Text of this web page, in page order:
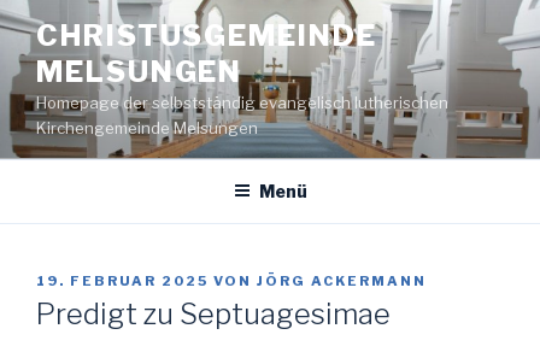
Zum
Inhalt
springen
CHRISTUSGEMEINDE
MELSUNGEN
Homepage der selbstständig evangelisch lutherischen
Kirchengemeinde Melsungen
Menü
VERÖFFENTLICHT
AM
19. FEBRUAR 2025 VON JÖRG ACKERMANN
Predigt zu Septuagesimae